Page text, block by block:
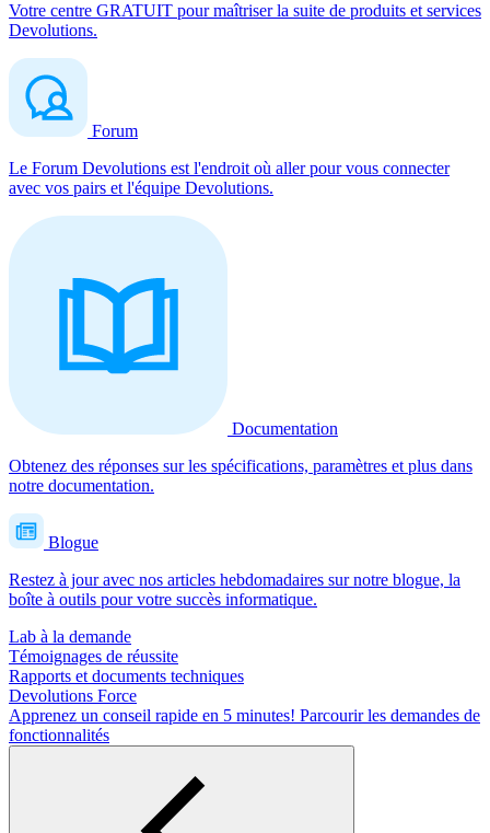
Votre centre GRATUIT pour maîtriser la suite de produits et services
Devolutions.
Forum
Le Forum Devolutions est l'endroit où aller pour vous connecter
avec vos pairs et l'équipe Devolutions.
Documentation
Obtenez des réponses sur les spécifications, paramètres et plus dans
notre documentation.
Blogue
Restez à jour avec nos articles hebdomadaires sur notre blogue, la
boîte à outils pour votre succès informatique.
Lab à la demande
Témoignages de réussite
Rapports et documents techniques
Devolutions Force
Apprenez un conseil rapide en 5 minutes! Parcourir les demandes de
fonctionnalités